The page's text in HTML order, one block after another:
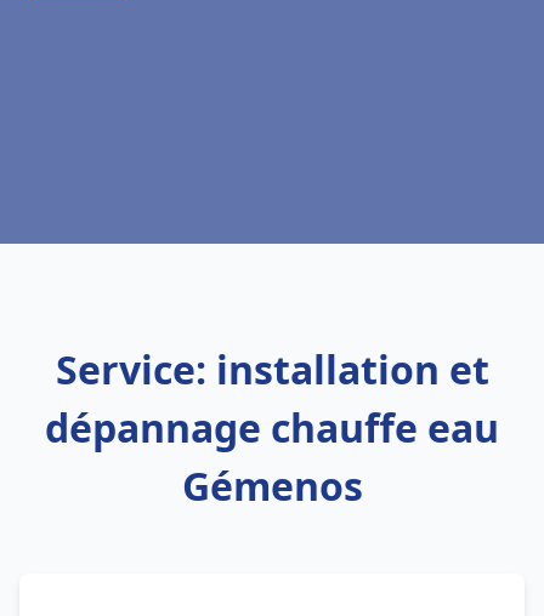
Service: installation et
dépannage chauffe eau
Gémenos